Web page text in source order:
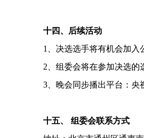
十四、后续活动
1、决选选手将有机会加入
2、组委会将在参加决选的
3、晚会同步播出平台：央
十五、
组委会联系方式